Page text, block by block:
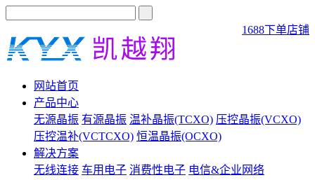
1688下单店铺
网站首页
产品中心
无源晶振 有源晶振 温补晶振(TCXO) 压控晶振(VCXO)
压控温补(VCTCXO) 恒温晶振(OCXO)
解决方案
无线连接 车用电子 消费性电子 电信&企业网络